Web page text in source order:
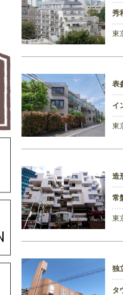
秀
東
表
イ
東
造
常
東
独
タ